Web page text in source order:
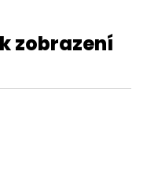
zobrazení